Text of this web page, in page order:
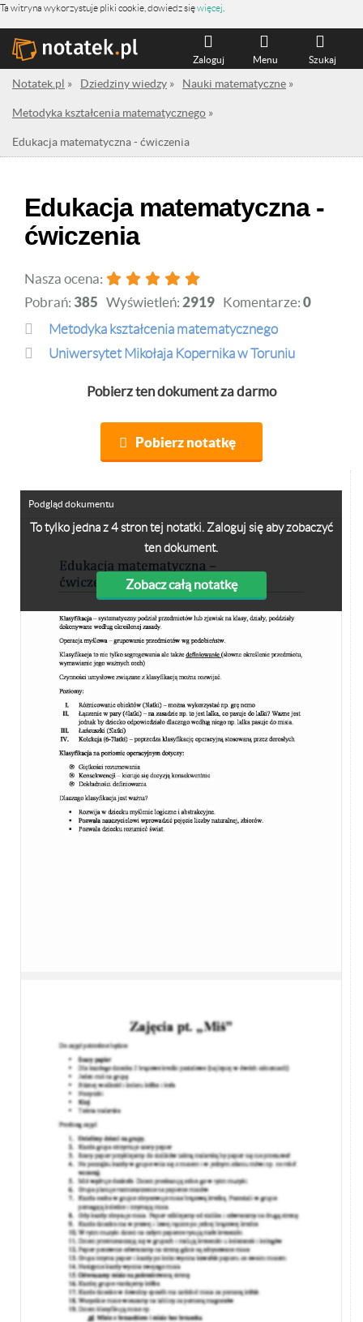
Ta witryna wykorzystuje pliki cookie, dowiedz sięwięcej
Szukaj
Menu
Zaloguj
Notatek.pl » Dziedziny wiedzy » Nauki matematyczne »
Metodyka kształcenia matematycznego »
Edukacja matematyczna - ćwiczenia
Edukacja matematyczna -
ćwiczenia
Nasza ocena:
Pobrań: 385 Wyświetleń: 2919 Komentarze: 0
Metodyka kształcenia matematycznego
Uniwersytet Mikołaja Kopernika w Toruniu
Pobierz ten dokument za darmo
Pobierz notatkę
To tylko jedna z 4 stron tej notatki. Zaloguj się aby zobaczyć
ten dokument.
Zobacz całą notatkę
Podgląd dokumentu